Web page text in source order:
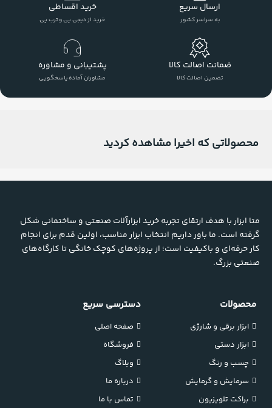
ارسال سریع
به سراسر کشور
خرید اقساطی
خرید از دیجی پی و ترب پی
ضمانت اصالت کالا
تضمین اصالت کالا
پشتیبانی و مشاوره
مشاوران آماده پاسخگویی
محصولاتی که اخیرا مشاهده کردید
متا ابزار با هدف ارتقای تجربه خرید ابزارآلات صنعتی و ساختمانی شکل
گرفته است. ما باور داریم انتخاب ابزار مناسب، اولین قدم برای انجام
کار حرفه‌ای و باکیفیت است؛ از پروژه‌های کوچک خانگی تا کارگاه‌های
صنعتی بزرگ.
محصولات
ابزار برقی و شارژی
ابزار دستی
چسب و رنگ
سرمایش و گرمایش
براکت تلویزیون
دسترسی سریع
صفحه اصلی
فروشگاه
وبلاگ
درباره ما
تماس با ما